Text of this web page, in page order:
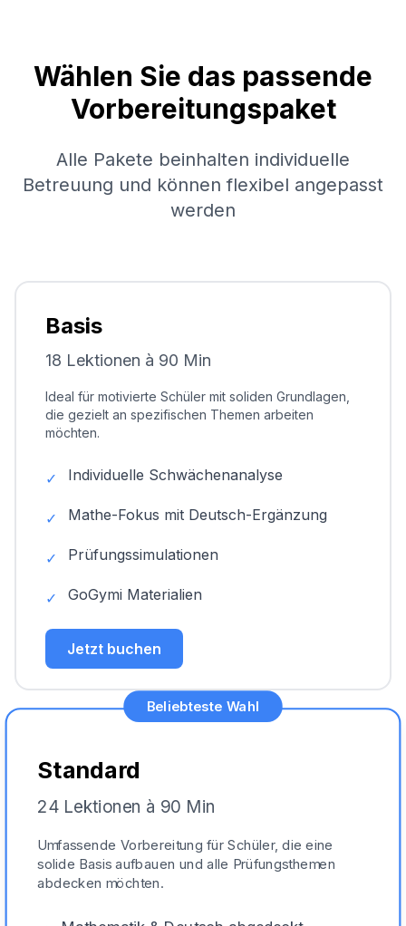
Wählen Sie das passende
Vorbereitungspaket
Alle Pakete beinhalten individuelle
Betreuung und können flexibel angepasst
werden
Basis
18 Lektionen à 90 Min
Ideal für motivierte Schüler mit soliden Grundlagen,
die gezielt an spezifischen Themen arbeiten
möchten.
✓ Individuelle Schwächenanalyse
✓ Mathe-Fokus mit Deutsch-Ergänzung
✓ Prüfungssimulationen
✓ GoGymi Materialien
Jetzt buchen
Beliebteste Wahl
Standard
24 Lektionen à 90 Min
Umfassende Vorbereitung für Schüler, die eine
solide Basis aufbauen und alle Prüfungsthemen
abdecken möchten.